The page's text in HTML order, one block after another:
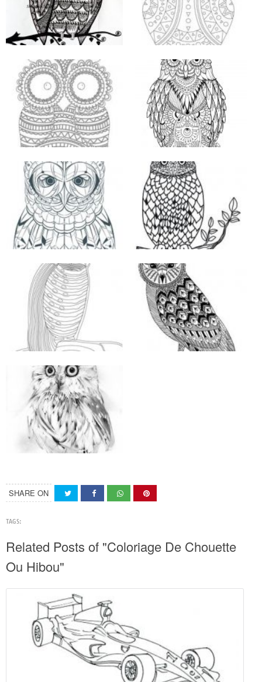
SHARE ON
TAGS:
Related Posts of "Coloriage De Chouette
Ou Hibou"